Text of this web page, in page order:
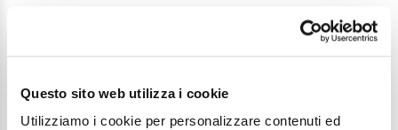
Questo sito web utilizza i cookie
Utilizziamo i cookie per personalizzare contenuti ed
Continua a esplorare